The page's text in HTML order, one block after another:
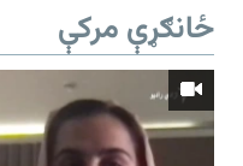
ځانګړې مرکې